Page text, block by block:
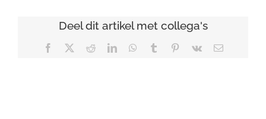
Deel dit artikel met collega's
Facebook RedditLinkedInWhatsApp
Tumblr Pinterest
Vk
E-